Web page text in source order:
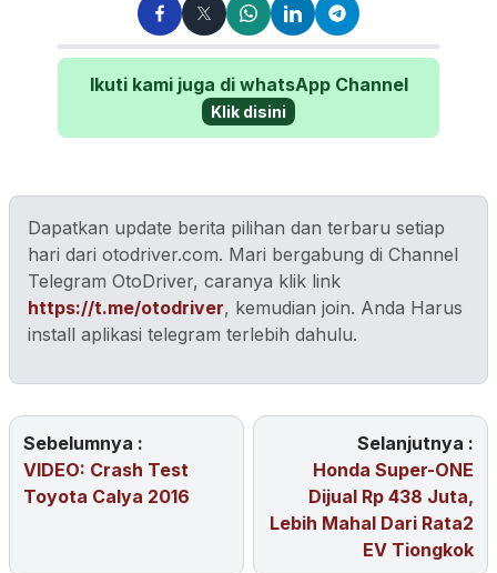
Ikuti kami juga di whatsApp Channel
Klik disini
Dapatkan update berita pilihan dan terbaru setiap
hari dari otodriver.com. Mari bergabung di Channel
Telegram OtoDriver, caranya klik link
https://t.me/otodriver, kemudian join. Anda Harus
install aplikasi telegram terlebih dahulu.
Sebelumnya :
VIDEO: Crash Test
Toyota Calya 2016
Selanjutnya :
Honda Super-ONE
Dijual Rp 438 Juta,
Lebih Mahal Dari Rata2
EV Tiongkok